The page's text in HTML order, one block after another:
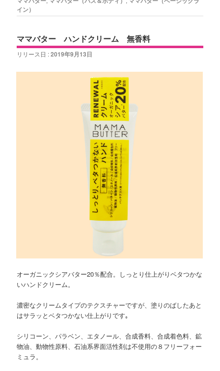
イン）
ママバター ハンドクリーム 無香料
リリース日 :2019年9月13日
オーガニックシアバター20％配合。しっとり仕上がりベタつかな
いハンドクリーム。
濃密なクリームタイプのテクスチャーですが、塗りのばしたあと
はサラッとベタつかない仕上がりです｡
シリコーン、パラベン、エタノール、合成香料、合成着色料、鉱
物油、動物性原料、石油系界面活性剤は不使用の８フリーフォー
ミュラ。